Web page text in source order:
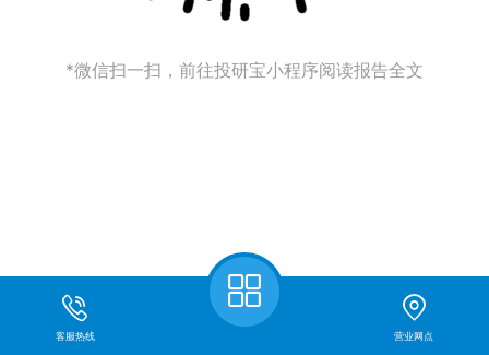
*微信扫一扫，前往投研宝小程序阅读报告全文
客服热线 营业网点